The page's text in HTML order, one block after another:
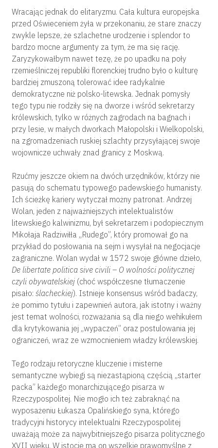
Wracając jednak do elitaryzmu. Cała kultura europejska
przed Oświeceniem żyła w przekonaniu, że stare znaczy
zwykle lepsze, że szlachetne urodzenie i splendor to
bardzo mocne argumenty za tym, że ma się rację.
Zaryzykowałbym nawet tezę, że po upadku na poły
rzemieślniczej republiki florenckiej trudno było o kulturę
bardziej zmuszoną tolerować idee radykalnie
demokratyczne niż polsko-litewska. Jednak pomysły
tego typu nie rodziły się na dworze i wśród sekretarzy
królewskich, tylko w różnych zagrodach na bagnach i
przy lesie, w małych dworkach Małopolski i Wielkopolski,
na zgromadzeniach ruskiej szlachty przysyłającej swoje
wojownicze uchwały znad granicy z Moskwą.
Rzućmy jeszcze okiem na dwóch urzędników, którzy nie
pasują do schematu typowego padewskiego humanisty.
Ich ścieżkę kariery wytyczał możny patronat. Andrzej
Wolan, jeden z najważniejszych intelektualistów
litewskiego kalwinizmu, był sekretarzem i podopiecznym
Mikołaja Radziwiłła „Rudego”, który promował go na
przykład do posłowania na sejm i wysyłał na negocjacje
zagraniczne. Wolan wydał w 1572 swoje główne dzieło,
De libertate politica sive civili – O wolności politycznej
czyli obywatelskiej (choć współczesne tłumaczenie
pisało: ślacheckiej). Istnieje konsensus wśród badaczy,
że pomimo tytułu i zapewnień autora, jak istotny i ważny
jest temat wolności, rozważania są dla niego wehikułem
dla krytykowania jej „wypaczeń” oraz postulowania jej
ograniczeń, wraz ze wzmocnieniem władzy królewskiej.
Tego rodzaju retoryczne kluczenie i misterne
semantyczne wybiegi są niezastąpioną częścią „starter
packa” każdego monarchizującego pisarza w
Rzeczypospolitej. Nie mogło ich też zabraknąć na
wyposażeniu Łukasza Opalińskiego syna, którego
tradycyjni historycy intelektualni Rzeczypospolitej
uważają może za najwybitniejszego pisarza politycznego
XVII wieku. W istocie ma on wszelkie prawomyślne z